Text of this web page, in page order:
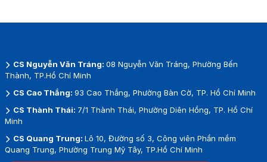
CS Nguyễn Văn Tráng: 08 Nguyễn Văn Tráng, Phường Bến
Thành, TP.Hồ Chí Minh
CS Cao Thắng: 93 Cao Thắng, Phường Bàn Cờ, TP. Hồ Chí Minh
CS Thành Thái: 7/1 Thành Thái, Phường Diên Hồng, TP. Hồ Chí
Minh
CS Quang Trung: Lô 10, Đường số 3, Công viên Phần mềm
Quang Trung, Phường Trung Mỹ Tây, TP.Hồ Chí Minh